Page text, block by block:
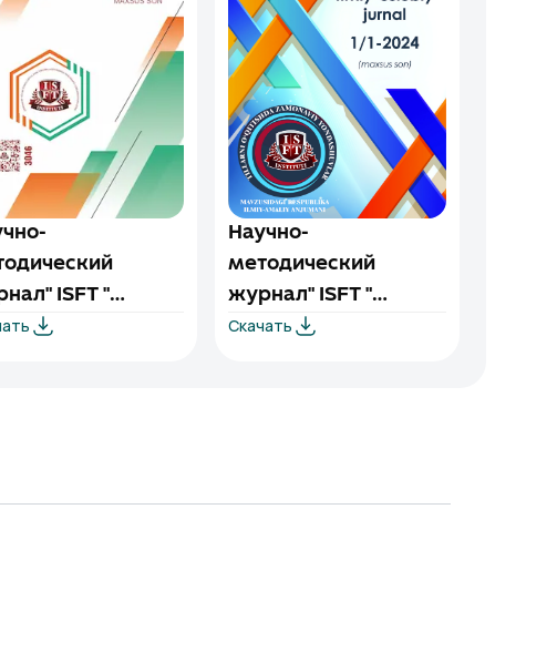
ISFT "
Научно-
методический
журнал" ISFT "
(специальный
Скачать